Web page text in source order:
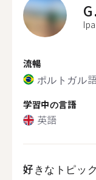
G.
流暢
ポルトガル
学習中の言語
英語
好きなトピック